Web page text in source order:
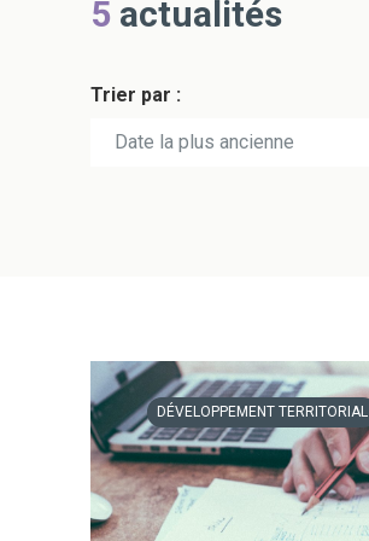
5actualités
Trier par :
Date la plus récente
Date la plus ancienne
DÉVELOPPEMENT TERRITORIAL